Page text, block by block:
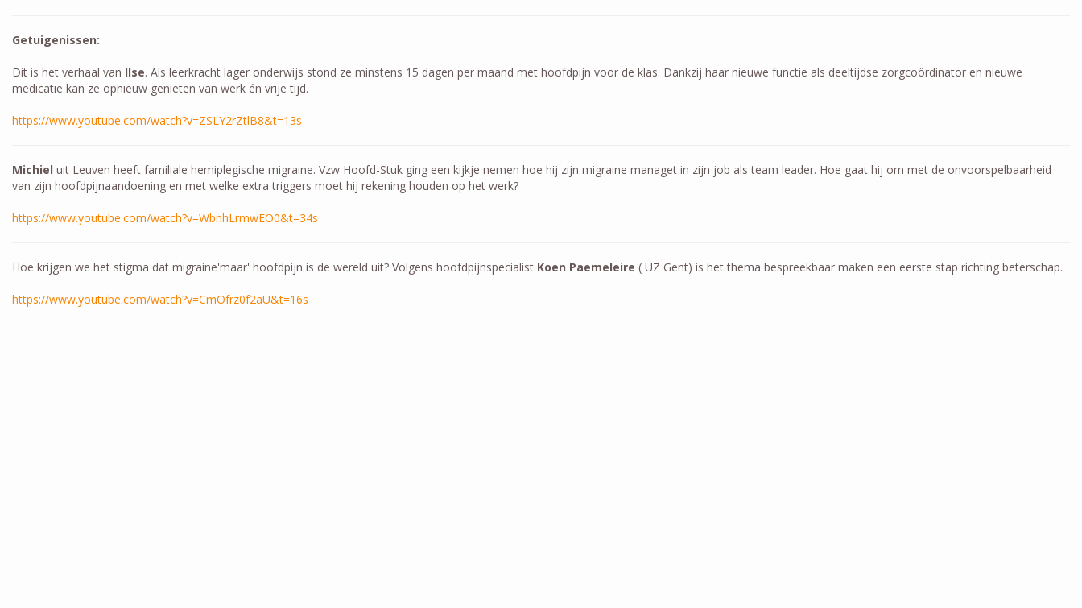
Getuigenissen:
Dit is het verhaal van Ilse. Als leerkracht lager onderwijs stond ze minstens 15 dagen per maand met hoofdpijn voor de klas. Dankzij haar nieuwe functie als deeltijdse zorgcoördinator en nieuwe
medicatie kan ze opnieuw genieten van werk én vrije tijd.
https://www.youtube.com/watch?v=ZSLY2rZtlB8&t=13s
Michiel uit Leuven heeft familiale hemiplegische migraine. Vzw Hoofd-Stuk ging een kijkje nemen hoe hij zijn migraine managet in zijn job als team leader. Hoe gaat hij om met de onvoorspelbaarheid
van zijn hoofdpijnaandoening en met welke extra triggers moet hij rekening houden op het werk?
https://www.youtube.com/watch?v=WbnhLrmwEO0&t=34s
Hoe krijgen we het stigma dat migraine'maar' hoofdpijn is de wereld uit? Volgens hoofdpijnspecialist Koen Paemeleire ( UZ Gent) is het thema bespreekbaar maken een eerste stap richting beterschap.
https://www.youtube.com/watch?v=CmOfrz0f2aU&t=16s